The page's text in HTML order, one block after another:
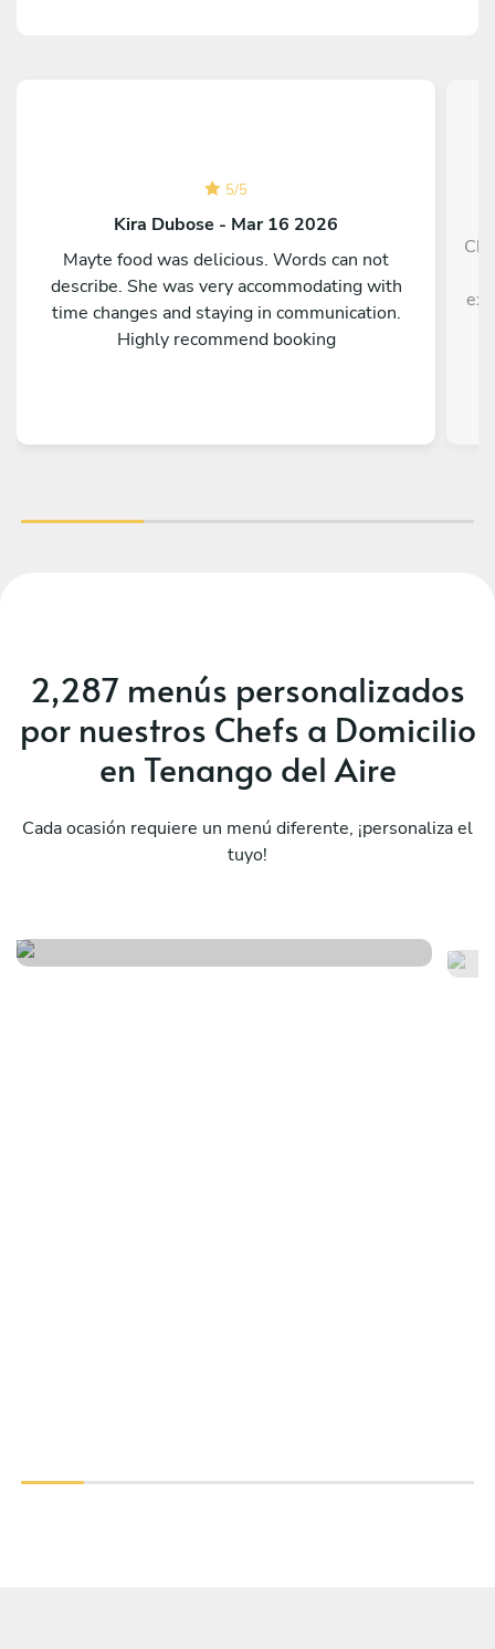
5/5
Kira Dubose - Mar 16 2026
Mayte food was delicious. Words can not
describe. She was very accommodating with
time changes and staying in communication.
Highly recommend booking
2,287 menús personalizados
por nuestros Chefs a Domicilio
en Tenango del Aire
Cada ocasión requiere un menú diferente, ¡personaliza el
tuyo!